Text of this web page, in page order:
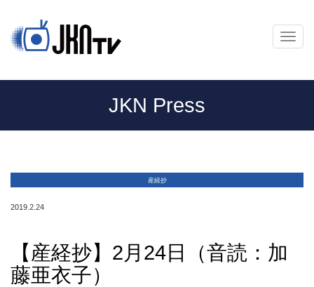
メ
ニ
ー
JKN Press
産経抄
2019.2.24
【産経抄】2月24日（音読：加
藤亜衣子）